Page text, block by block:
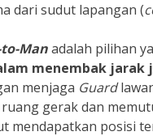
dari sudut lapangan (
Manadalah pilihan
menembak jarak
menjaga Guard
gerak dan
mendapatkan posisi